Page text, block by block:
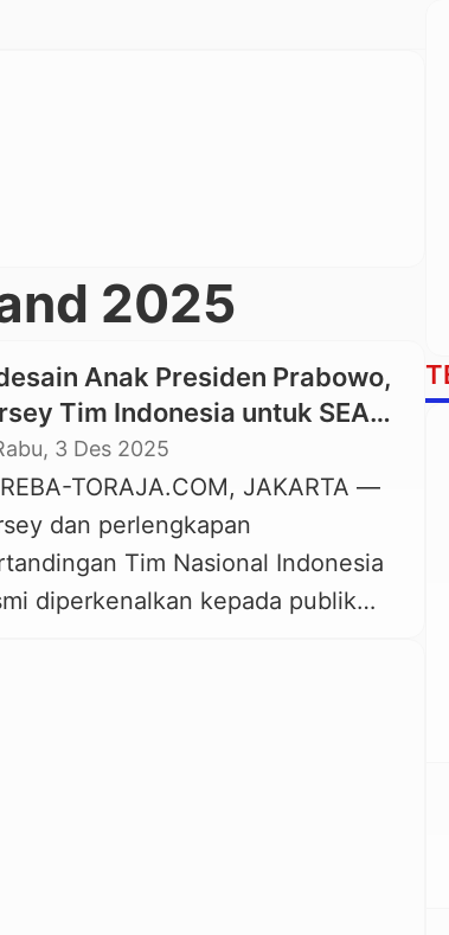
2025
Anak Presiden Prabowo,
Tim Indonesia untuk SEA
2025 Bermotif Toraja
3 Des 2025
TORAJA.COM, JAKARTA —
dan perlengkapan
Tim Nasional Indonesia
diperkenalkan kepada publik